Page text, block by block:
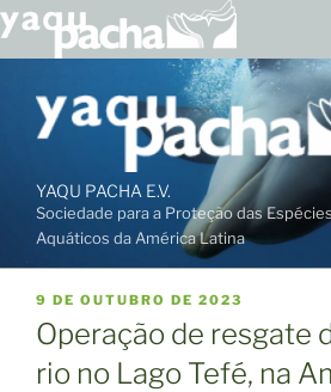
YAQU PACHA E.V.
Sociedade para a Proteção das
Aquáticos da América Latina
PUBLICADO
EM
9 DE OUTUBRO DE 2023
Operação de resgate
rio no Lago Tefé, na